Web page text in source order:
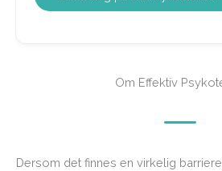
Om Effektiv
Dersom det finnes en virkelig